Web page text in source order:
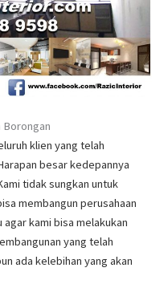
Borongan
klien yang telah
besar kedepannya
tidak sungkan untuk
membangun perusahaan
kami bisa melakukan
yang telah
ada kelebihan yang akan